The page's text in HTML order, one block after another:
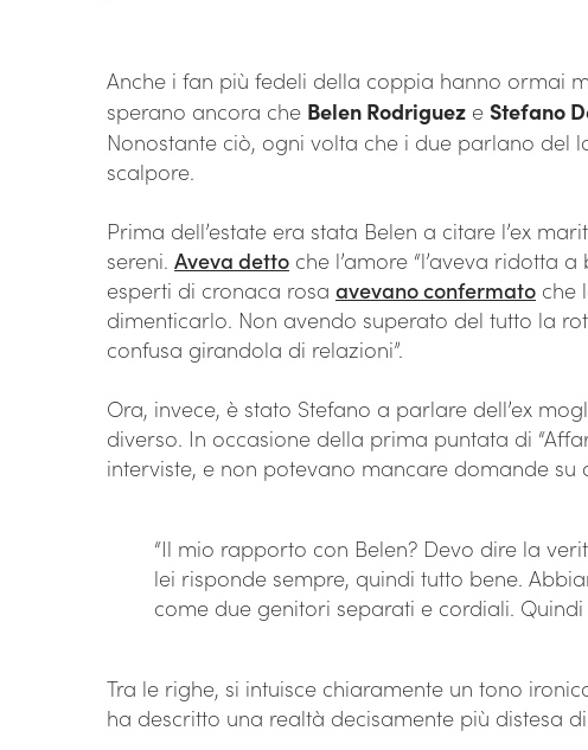
Anche i fan più fedeli della coppia hanno ormai
sperano ancora che Belen Rodriguez e Stefano
Nonostante ciò, ogni volta che i due parlano del
scalpore.
Prima dell’estate era stata Belen a citare l’ex
sereni. Aveva detto che l’amore “l’aveva ridotta
esperti di cronaca rosa avevano confermato che
dimenticarlo. Non avendo superato del tutto la
confusa girandola di relazioni”.
Ora, invece, è stato Stefano a parlare dell’ex
diverso. In occasione della prima puntata di
interviste, e non potevano mancare domande su
“Il mio rapporto con Belen? Devo dire la
lei risponde sempre, quindi tutto bene.
come due genitori separati e cordiali.
Tra le righe, si intuisce chiaramente un tono
ha descritto una realtà decisamente più distesa